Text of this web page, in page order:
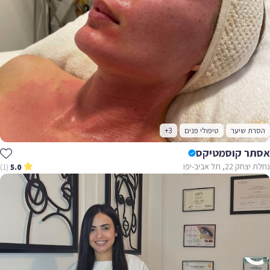
שיער טיפולי פנים +3
קוסמטיקס
תל אביב-יפו 5.0
(1)